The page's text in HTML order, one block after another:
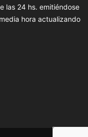
las 24 hs. emitiéndose
hora actualizando